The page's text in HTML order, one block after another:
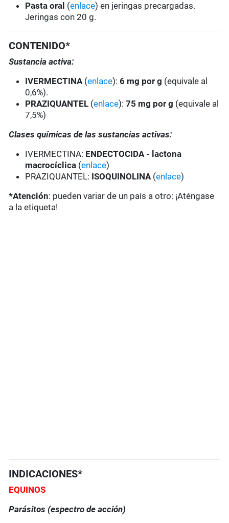
Pasta oral (enlace) en jeringas precargadas.
Jeringas con 20 g.
CONTENIDO*
Sustancia activa:
IVERMECTINA (enlace):6 mg por g (equivale al
0,6%).
PRAZIQUANTEL (enlace):75 mg por g (equivale al
7,5%)
Clases químicas de las sustancias activas:
IVERMECTINA: ENDECTOCIDA - lactona
macrocíclica (enlace)
PRAZIQUANTEL: ISOQUINOLINA(enlace)
*Atención: pueden variar de un país a otro: ¡Aténgase
a la etiqueta!
INDICACIONES*
EQUINOS
Parásitos (espectro de acción)